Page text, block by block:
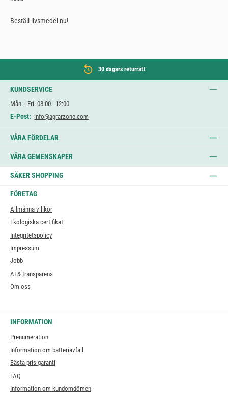
Beställ livsmedel nu!
30 dagars returrätt
KUNDSERVICE
Mån. - Fri. 08:00 - 12:00
E-Post: info@agrarzone.com
VÅRA FÖRDELAR
VÅRA GEMENSKAPER
SÄKER SHOPPING
FÖRETAG
Allmänna villkor
Ekologiska certifikat
Integritetspolicy
Impressum
Jobb
AI & transparens
Om oss
INFORMATION
Prenumeration
Information om batteriavfall
Bästa pris-garanti
FAQ
Information om kundomdömen